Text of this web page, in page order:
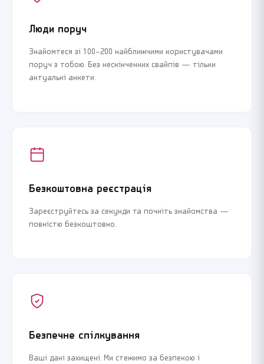
Люди поруч
Знайомтеся зі 100–200 найближчими користувачами
поруч з тобою. Без нескінченних свайпів — тільки
актуальні анкети.
Безкоштовна реєстрація
Зареєструйтесь за секунди та почніть знайомства —
повністю безкоштовно.
Безпечне спілкування
Ваші дані захищені. Ми стежимо за безпекою і